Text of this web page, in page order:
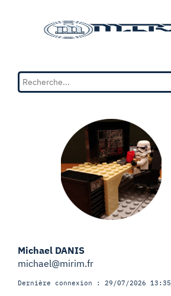
Michael DANIS
michael@mirim.fr
Dernière connexion : 29/07/2026 13:35